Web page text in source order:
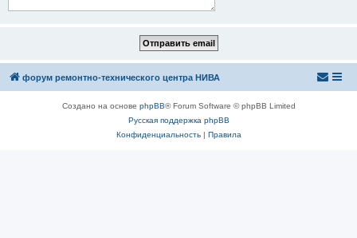
форум ремонтно-технического центра НИВА
Создано на основе phpBB® Forum Software © phpBB Limited
Русская поддержка phpBB
Конфиденциальность| Правила